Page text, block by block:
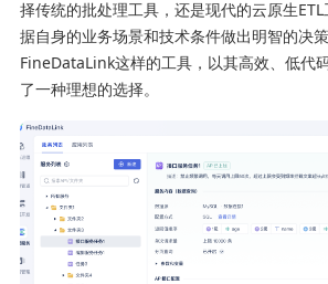
择传统的批处理工具，还是现代的云原生
据自身的业务场景和技术条件做出明智的决
FineDataLink这样的工具，以其高效、低代
了一种理想的选择。